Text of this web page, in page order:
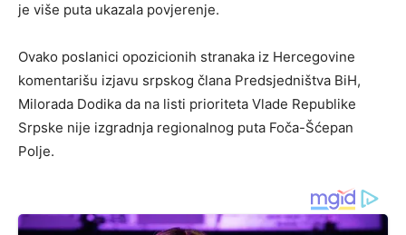
je više puta ukazala povjerenje.
Ovako poslanici opozicionih stranaka iz Hercegovine
komentarišu izjavu srpskog člana Predsjedništva BiH,
Milorada Dodika da na listi prioriteta Vlade Republike
Srpske nije izgradnja regionalnog puta Foča-Šćepan
Polje.